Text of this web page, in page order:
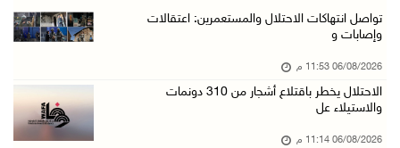
جماهير شعبنا تشيع جثمان الشهيد علاء صبيح في ت ...
الاحتلال يوسع حملات الدهم والاعتقال في قلنديا ...
06/آب/2026 08:06 م
الرئيس المصري وملك البحرين يشددان على ضرورة ت ...
تواصل انتهاكات الاحتلال والمستعمرين: اعتقالات
وإصابات و
06/08/2026 11:53 م
الاحتلال يخطر باقتلاع أشجار من 310 دونمات
والاستيلاء عل
06/08/2026 11:14 م